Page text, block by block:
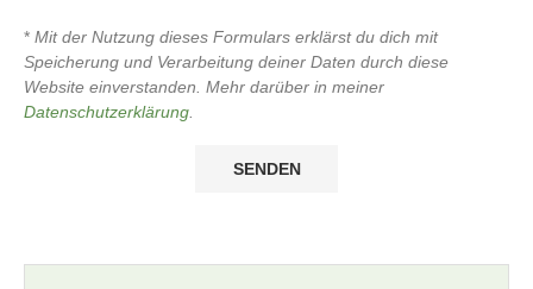
* Mit der Nutzung dieses Formulars erklärst du dich mit
Speicherung und Verarbeitung deiner Daten durch diese
Website einverstanden. Mehr darüber in meiner
Datenschutzerklärung